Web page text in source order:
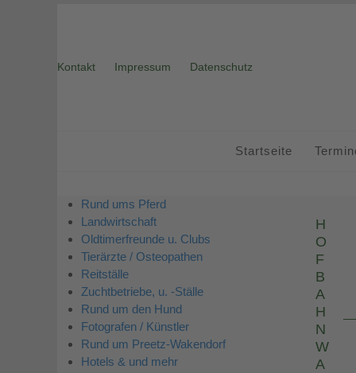
Kontakt Impressum Datenschutz
Startseite
Rund ums Pferd
Landwirtschaft
Oldtimerfreunde u. Clubs
Tierärzte / Osteopathen
Reitställe
Zuchtbetriebe, u. -Ställe
Rund um den Hund
Fotografen / Künstler
Rund um Preetz-Wakendorf
Hotels & und mehr
H
O
F
B
A
H
N
W
A